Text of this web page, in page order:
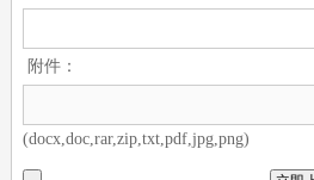
附件：
(docx,doc,rar,zip,txt,pdf,jpg,png)